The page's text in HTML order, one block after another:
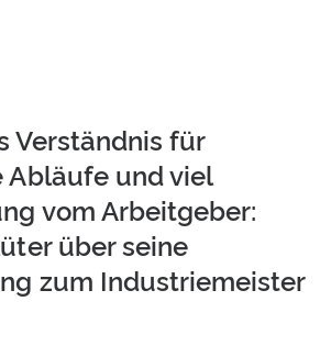
Verständnis für
und viel
vom Arbeitgeber:
über seine
zum Industriemeister